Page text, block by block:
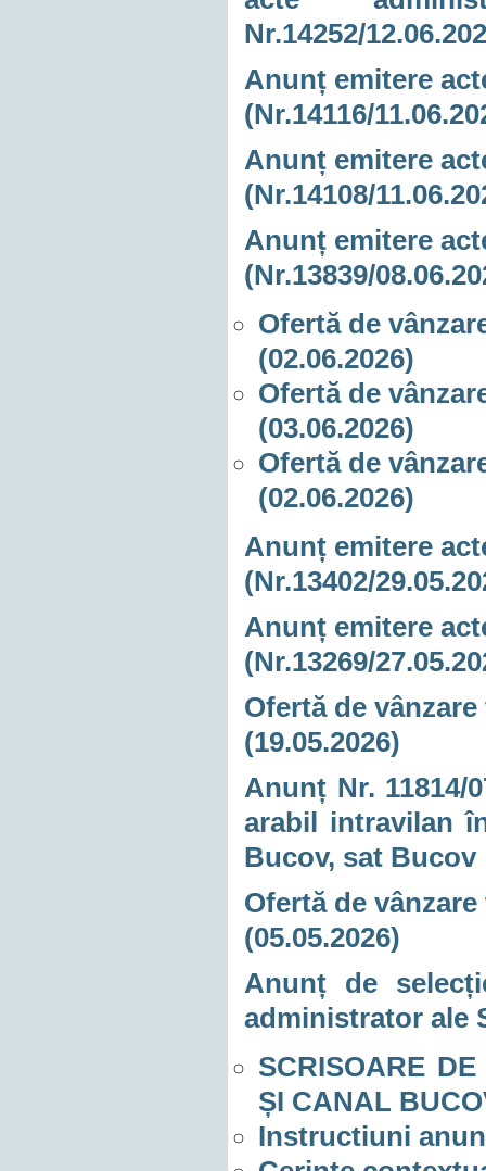
Nr.14252/
Anunț emitere
(Nr.14116/
Anunț emitere
(Nr.14108/
Anunț emitere
(Nr.13839/
Ofertă de
(02.06.2026)
Ofertă de
(03.06.2026)
Ofertă de
(02.06.2026)
Anunț emitere
(Nr.13402/
Anunț emitere
(Nr.13269/
Ofertă de
(19.05.2026)
Anunț Nr. 11814/
arabil intravilan
Bucov, sat Bucov
Ofertă de
(05.05.2026)
Anunț de
administrator ale
SCRISOARE
ȘI CANAL
Instructiuni